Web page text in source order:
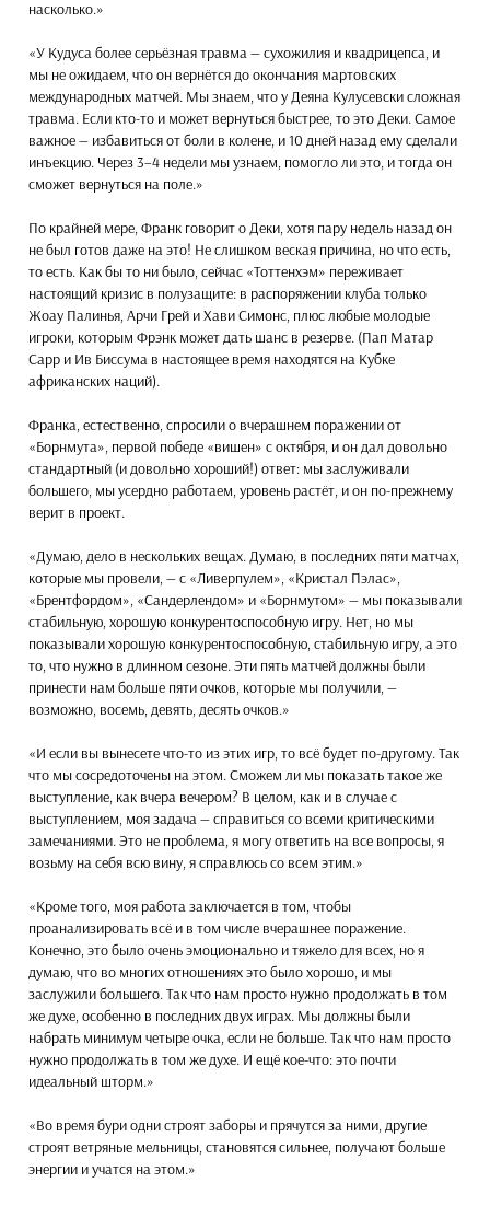
насколько.»
«У Кудуса более серьёзная травма — сухожилия и квадрицепса, и
мы не ожидаем, что он вернётся до окончания мартовских
международных матчей. Мы знаем, что у Деяна Кулусевски сложная
травма. Если кто-то и может вернуться быстрее, то это Деки. Самое
важное — избавиться от боли в колене, и 10 дней назад ему сделали
инъекцию. Через 3–4 недели мы узнаем, помогло ли это, и тогда он
сможет вернуться на поле.»
По крайней мере, Франк говорит о Деки, хотя пару недель назад он
не был готов даже на это! Не слишком веская причина, но что есть,
то есть. Как бы то ни было, сейчас «Тоттенхэм» переживает
настоящий кризис в полузащите: в распоряжении клуба только
Жоау Палинья, Арчи Грей и Хави Симонс, плюс любые молодые
игроки, которым Фрэнк может дать шанс в резерве. (Пап Матар
Сарр и Ив Биссума в настоящее время находятся на Кубке
африканских наций).
Франка, естественно, спросили о вчерашнем поражении от
«Борнмута», первой победе «вишен» с октября, и он дал довольно
стандартный (и довольно хороший!) ответ: мы заслуживали
большего, мы усердно работаем, уровень растёт, и он по-прежнему
верит в проект.
«Думаю, дело в нескольких вещах. Думаю, в последних пяти матчах,
которые мы провели, — с «Ливерпулем», «Кристал Пэлас»,
«Брентфордом», «Сандерлендом» и «Борнмутом» — мы показывали
стабильную, хорошую конкурентоспособную игру. Нет, но мы
показывали хорошую конкурентоспособную, стабильную игру, а это
то, что нужно в длинном сезоне. Эти пять матчей должны были
принести нам больше пяти очков, которые мы получили, —
возможно, восемь, девять, десять очков.»
«И если вы вынесете что-то из этих игр, то всё будет по-другому. Так
что мы сосредоточены на этом. Сможем ли мы показать такое же
выступление, как вчера вечером? В целом, как и в случае с
выступлением, моя задача — справиться со всеми критическими
замечаниями. Это не проблема, я могу ответить на все вопросы, я
возьму на себя всю вину, я справлюсь со всем этим.»
«Кроме того, моя работа заключается в том, чтобы
проанализировать всё и в том числе вчерашнее поражение.
Конечно, это было очень эмоционально и тяжело для всех, но я
думаю, что во многих отношениях это было хорошо, и мы
заслужили большего. Так что нам просто нужно продолжать в том
же духе, особенно в последних двух играх. Мы должны были
набрать минимум четыре очка, если не больше. Так что нам просто
нужно продолжать в том же духе. И ещё кое-что: это почти
идеальный шторм.»
«Во время бури одни строят заборы и прячутся за ними, другие
строят ветряные мельницы, становятся сильнее, получают больше
энергии и учатся на этом.»